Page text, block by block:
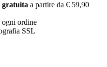
gratuita a partire da € 59,90
ogni ordine
SSL